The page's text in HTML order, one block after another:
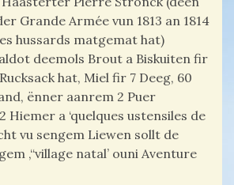
Grande Armée vun 1813 an 1814
hussards matgemat hat)
deemols Brout a Biskuiten fir
hat, Miel fir 7 Deeg, 60
ënner aanrem 2 Puer
Hiemer a ‘quelques ustensiles de
vu sengem Liewen sollt de
‚‘‘village natal’ ouni Aventure